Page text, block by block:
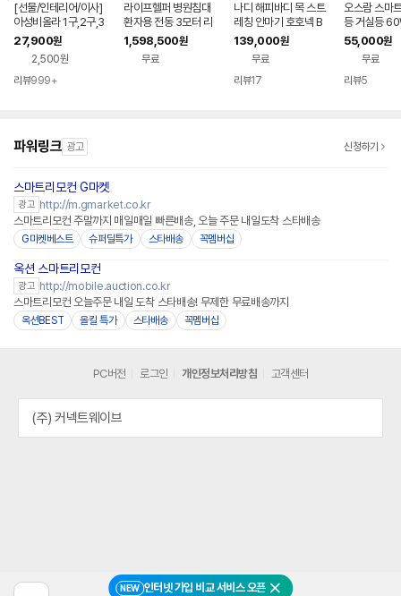
[선물/인테리어/이사]
아성비올라 1구,2구,3
구,4구,5구,6구 리모
콘스위치
27,900원
2,500원
리뷰999+
라이프헬퍼 병원침대
환자용 전동 3모터 리
모컨 매트리스 포함 L
H-BED1 제품 179kg
무게의 기술력 침대
1,598,500원
무료
나디 해피바디 목 스트
레칭 안마기 호호넥 B
M-333 마사지 어깨
139,000원
무료
리뷰17
오스람 스마
등 거실등
리모컨 WIFI
호환 플리커
55,000원
무료
리뷰5
파워링크 광고 신청하기
스마트리모컨 G마켓
광고 http://m.gmarket.co.kr
스마트리모컨 주말까지 매일매일 빠른배송, 오늘 주문 내일도착 스타배송
G마켓베스트 슈퍼딜특가 스타배송 꼭멤버십
옥션 스마트리모컨
광고 http://mobile.auction.co.kr
스마트리모컨 오늘주문 내일 도착 스타배송! 무제한 무료배송까지
옥션BEST 올킬 특가 스타배송 꼭멤버십
NEW 인터넷 가입 비교 서비스 오픈
PC버전 로그인 개인정보처리방침 고객센터
(주) 커넥트웨이브